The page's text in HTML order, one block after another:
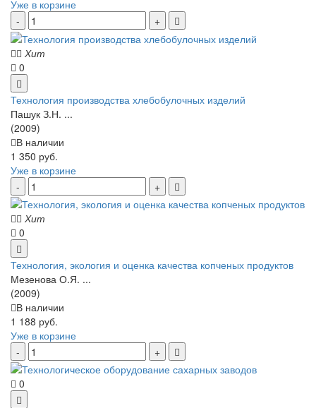
Уже в корзине
Хит
0
Технология производства хлебобулочных изделий
Пашук З.Н. ...
(2009)
В наличии
1 350 руб.
Уже в корзине
Хит
0
Технология, экология и оценка качества копченых продуктов
Мезенова О.Я. ...
(2009)
В наличии
1 188 руб.
Уже в корзине
0